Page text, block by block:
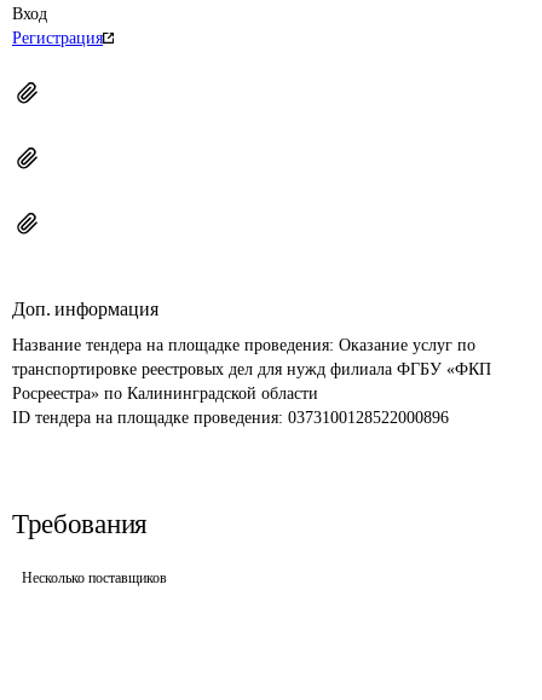
Вход
Регистрация
Доп. информация
Название тендера на площадке проведения: Оказание услуг по
транспортировке реестровых дел для нужд филиала ФГБУ «ФКП
Росреестра» по Калининградской области
ID тендера на площадке проведения: 0373100128522000896
Требования
Несколько поставщиков